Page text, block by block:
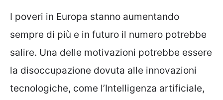
I poveri in Europa stanno aumentando
sempre di più e in futuro il numero potrebbe
salire. Una delle motivazioni potrebbe essere
la disoccupazione dovuta alle innovazioni
tecnologiche, come l’Intelligenza artificiale,